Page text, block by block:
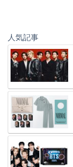
人気記事